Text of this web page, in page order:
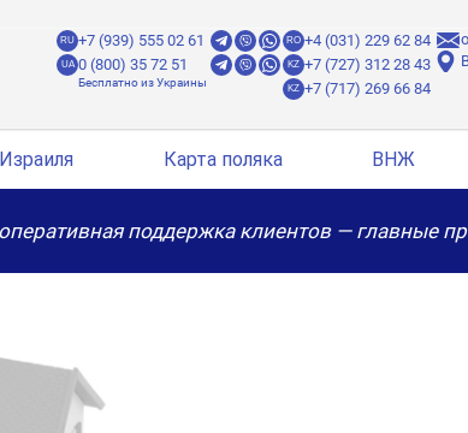
RU +7 (939) 555 02 61
UA 0 (800) 35 72 51
RO +4 (031) 229 62 84
KZ +7 (727) 312 28 43
KZ +7 (717) 269 66 84
Карта поляка ВНЖ
поддержка клиентов — главные